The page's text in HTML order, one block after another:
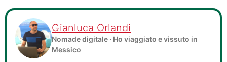
Gianluca Orlandi
Nomade digitale · Ho viaggiato e vissuto in
Messico